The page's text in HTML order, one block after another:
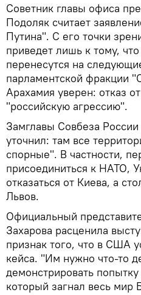
Советник главы офиса
Подоляк считает
Путина". С его точки
приведет лишь к тому,
перенесутся на
парламентской фракции
Арахамия уверен: отказ
"российскую агрессию".
Замглавы Совбеза
уточнил: там все
спорные". В частности,
присоединиться к НАТО,
отказаться от Киева, а
Львов.
Официальный
Захарова расценила
признак того, что в США
кейса. "Им нужно что-то
демонстрировать
который загнал весь